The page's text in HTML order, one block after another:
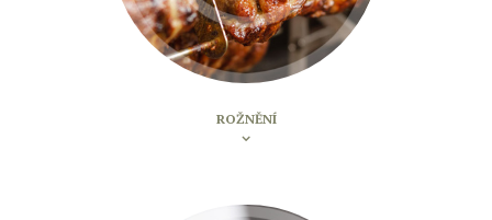
ROŽNĚNÍ